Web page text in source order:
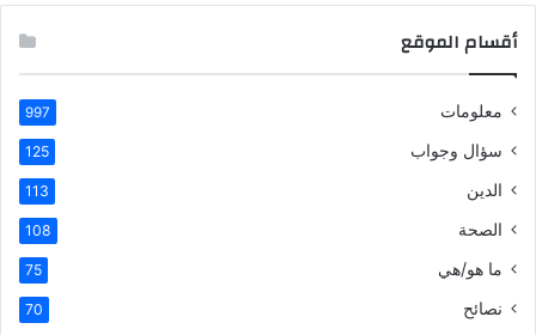
أقسام الموقع
معلومات 997
سؤال وجواب 125
الدين 113
الصحة 108
ما هو/هي 75
نصائح 70